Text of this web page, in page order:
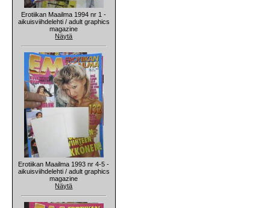
Erotiikan Maailma 1994 nr 1 -
aikuisviihdelehti / adult graphics
magazine
Näytä
Erotiikan Maailma 1993 nr 4-5 -
aikuisviihdelehti / adult graphics
magazine
Näytä